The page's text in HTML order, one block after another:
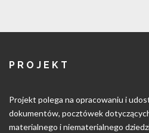
PROJEKT
Projekt polega na opracowaniu i
dokumentów, pocztówek
materialnego i niematerialnego